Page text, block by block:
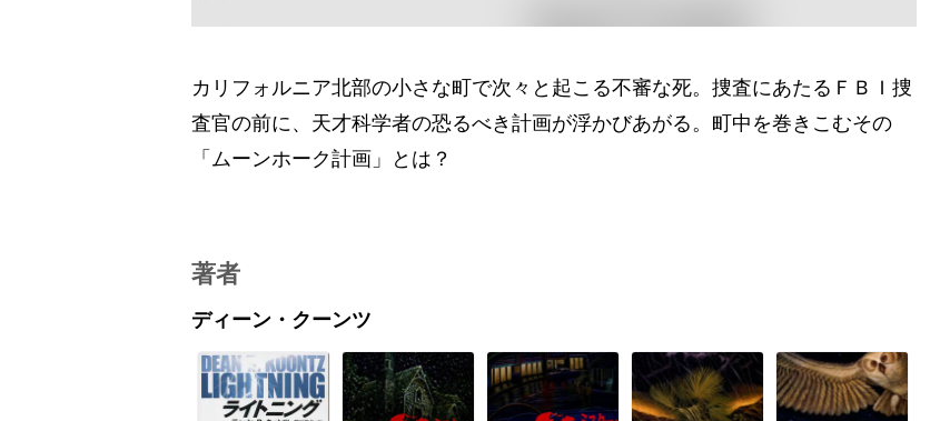
カリフォルニア北部の小さな町で次々と起こる不審な死。捜査にあたるＦＢＩ捜
査官の前に、天才科学者の恐るべき計画が浮かびあがる。町中を巻きこむその
「ムーンホーク計画」とは？
著者
ディーン・クーンツ